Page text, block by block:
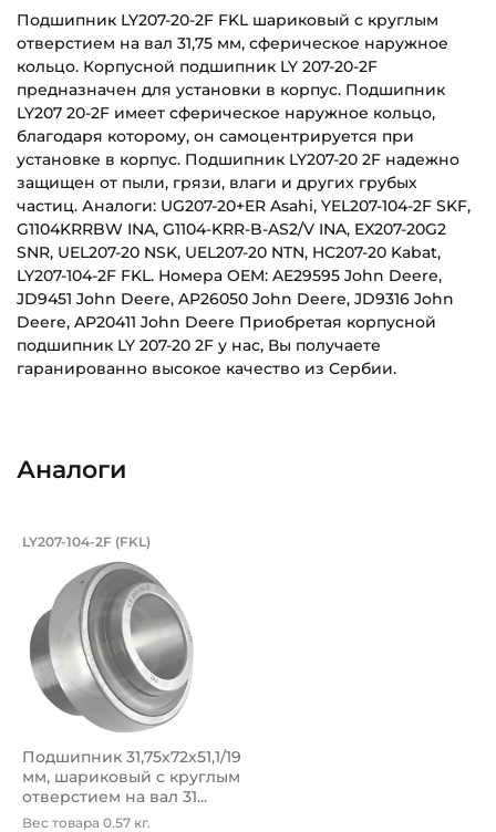
Подшипник LY207-20-2F FKL шариковый с круглым
отверстием на вал 31,75 мм, сферическое наружное
кольцо. Корпусной подшипник LY 207-20-2F
предназначен для установки в корпус. Подшипник
LY207 20-2F имеет сферическое наружное кольцо,
благодаря которому, он самоцентрируется при
установке в корпус. Подшипник LY207-20 2F надежно
защищен от пыли, грязи, влаги и других грубых
частиц. Аналоги: UG207-20+ER Asahi, YEL207-104-2F SKF,
G1104KRRBW INA, G1104-KRR-B-AS2/V INA, EX207-20G2
SNR, UEL207-20 NSK, UEL207-20 NTN, HC207-20 Kabat,
LY207-104-2F FKL. Номера OEM: AE29595 John Deere,
JD9451 John Deere, AP26050 John Deere, JD9316 John
Deere, AP20411 John Deere Приобретая корпусной
подшипник LY 207-20 2F у нас, Вы получаете
гаранированно высокое качество из Сербии.
Наружный диаметр (D):
Ширина внутреннего кольца (B):
Ширина наружного кольца (С):
19 мм
Ширина в сборе (Монтажная):
51,1 мм
Тип посадочного отверстия на вал:
Круг
Категория:
Аналоги
Подшипник 31,75х72х51,1/19 мм,
Корпусной шариковый Подшипник LY207-104-2F FKL с
LY207-104-2F (FKL)
Подшипник 31,75х72х51,1/19
мм, шариковый с круглым
отверстием на вал 31...
Вес товара 0.57 кг.